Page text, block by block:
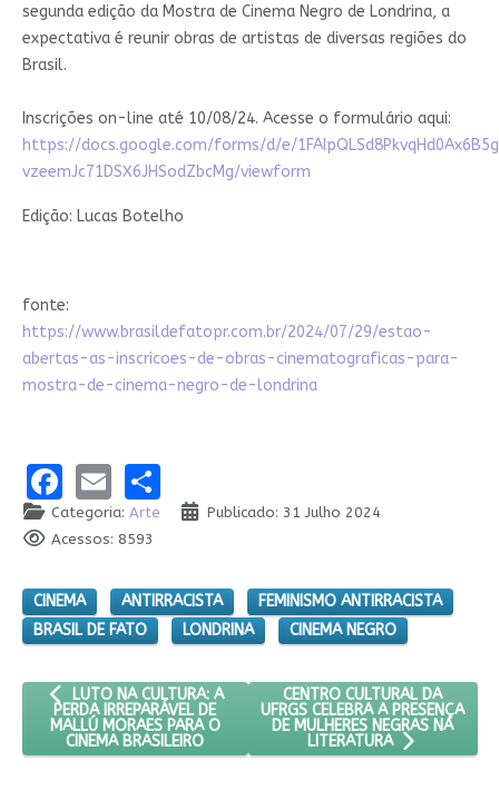
segunda edição da Mostra de Cinema Negro de Londrina, a
expectativa é reunir obras de artistas de diversas regiões do
Brasil.
Inscrições on-line até 10/08/24. Acesse o formulário aqui:
https://docs.google.com/forms/d/e/
vzeemJc71DSX6JHSodZbcMg/viewform
Edição: Lucas Botelho
fonte:
https://www.brasildefatopr.com.br/2024/07/29/estao-
abertas-as-inscricoes-de-obras-cinematograficas-para-
mostra-de-cinema-negro-de-londrina
Facebook
EmailShare
Categoria: Arte
Publicado: 31 Julho 2024
Acessos: 8593
CINEMA ANTIRRACISTA
FEMINISMO ANTIRRACISTA
BRASIL DE FATO
LONDRINA CINEMA NEGRO
ARTIGO ANTERIOR: LUTO NA CULTURA: A PERDA IRREPARÁVEL
LUTO NA CULTURA: A
PERDA IRREPARÁVEL DE
MALLÚ MORAES PARA O
CINEMA BRASILEIRO
PRÓXIMO ARTIGO: CENTRO
CENTRO CULTURAL DA
UFRGS CELEBRA A PRESENÇA
DE MULHERES NEGRAS NA
LITERATURA